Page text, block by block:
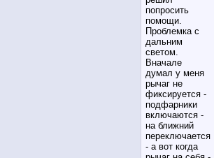
попросить
помощи.
Проблемка с
дальним
светом.
Вначале
думал у меня
рычаг не
фиксируется -
подфарники
включаются -
на ближний
переключается
- а вот когда